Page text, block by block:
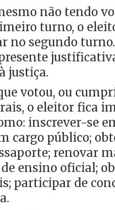
não tendo
turno, o
no segundo
justiça.
votou, ou
o eleitor fica
inscrever-se
cargo público;
renovar
ensino oficial;
participar de